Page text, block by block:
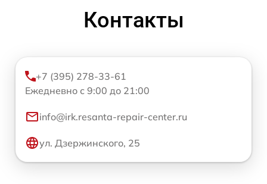
Контакты
+7 (395) 278-33-61
Ежедневно с 9:00 до 21:00
info@irk.resanta-repair-center.ru
ул. Дзержинского, 25